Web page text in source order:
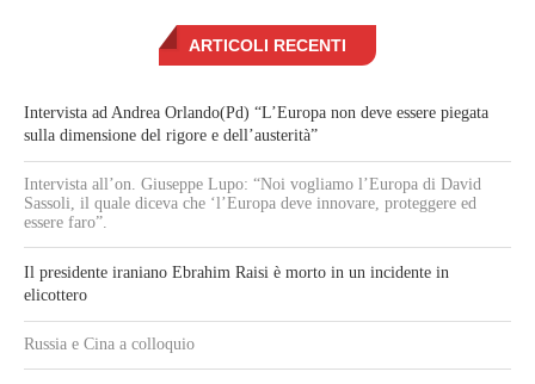
ARTICOLI RECENTI
Intervista ad Andrea Orlando(Pd) “L’Europa non deve essere piegata
sulla dimensione del rigore e dell’austerità”
Intervista all’on. Giuseppe Lupo: “Noi vogliamo l’Europa di David
Sassoli, il quale diceva che ‘l’Europa deve innovare, proteggere ed
essere faro”.
Il presidente iraniano Ebrahim Raisi è morto in un incidente in
elicottero
Russia e Cina a colloquio